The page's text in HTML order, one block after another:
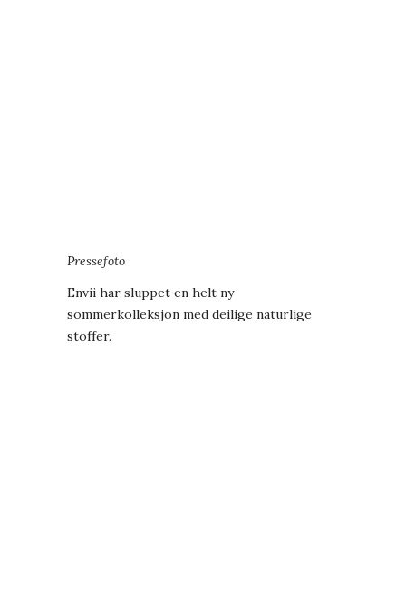
Pressefoto
Envii har sluppet en helt ny
sommerkolleksjon med deilige naturlige
stoffer.